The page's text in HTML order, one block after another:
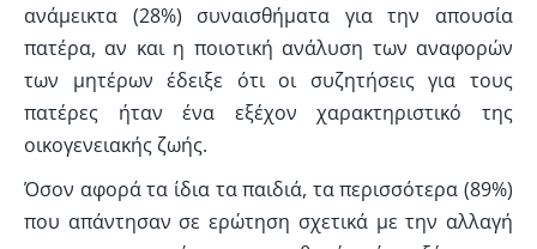
ανάμεικτα (28%) συναισθήματα για την απουσία
πατέρα, αν και η ποιοτική ανάλυση των αναφορών
των μητέρων έδειξε ότι οι συζητήσεις για τους
πατέρες ήταν ένα εξέχον χαρακτηριστικό της
οικογενειακής ζωής.
Όσον αφορά τα ίδια τα παιδιά, τα περισσότερα (89%)
που απάντησαν σε ερώτηση σχετικά με την αλλαγή